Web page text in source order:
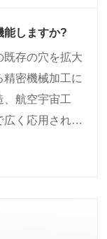
能しますか?
既存の穴を拡大
精密機械加工に
、航空宇宙工
く応用されて
用シナリオ、
率を向上さ